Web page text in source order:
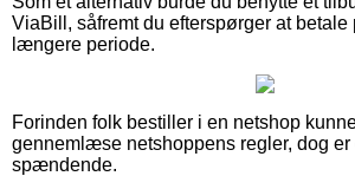
ViaBill, såfremt du efterspørger at betale
længere periode.
Forinden folk bestiller i en netshop
gennemlæse netshoppens regler, dog
spændende.